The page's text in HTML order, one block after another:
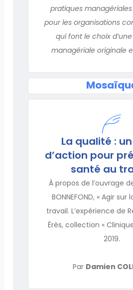
pratiques
pour les organisations
qui font le choix
managériale originale
La qualité :
d’action pour
santé au
À propos de l’ouvrage
BONNEFOND, « Agir
travail. L’expérience de
Érès, collection «
2019.
Par Damien